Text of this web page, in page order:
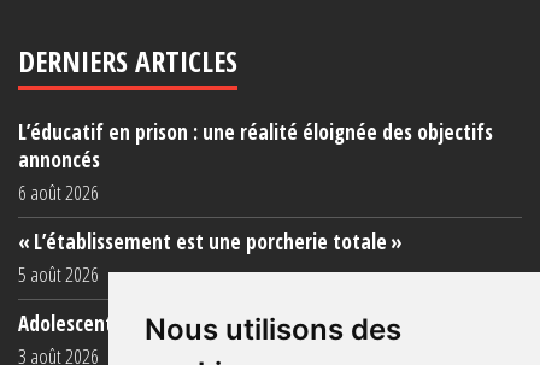
Nous utilisons des
DERNIERS ARTICLES
L’éducatif en prison : une réalité éloignée des objectifs
annoncés
6 août 2026
« L’établissement est une porcherie totale »
5 août 2026
Adolescent·es incarcéré·es : une faillite collective
3 août 2026